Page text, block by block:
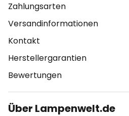
Zahlungsarten
Versandinformationen
Kontakt
Herstellergarantien
Bewertungen
Über Lampenwelt.de